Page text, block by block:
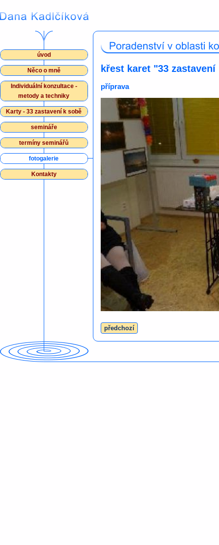
křest karet "33
příprava
předchozí
úvod
Něco o mně
Individuální konzultace -
metody a techniky
Karty - 33 zastavení k sobě
semináře
termíny seminářů
fotogalerie
Kontakty